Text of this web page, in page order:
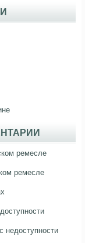
ремесле
ремесле
недоступности